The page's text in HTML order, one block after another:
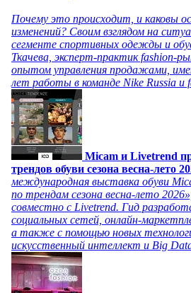
Почему это происходит, и каковы
изменений? Своим взглядом на
сегменте спортивных одежды и
Ткачева, эксперт-практик fashion-
опытом управления продажами,
лет работы в команде Nike Russia и
Micam и Livetrend
трендов обуви сезона весна-лето
международная выставка обуви
по трендам сезона весна-лето
совместно с Livetrend. Гид
социальных сетей, онлайн-
а также с помощью новых
искусственный интеллект и Big